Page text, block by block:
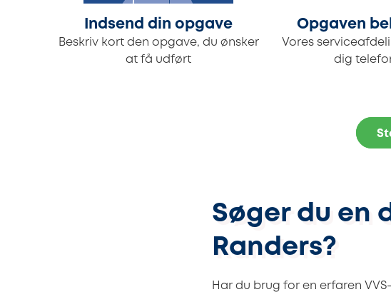
Indsend din opgave
Beskriv kort den opgave, du ønsker
at få udført
Opgaven
Vores
dig
Søger du en
Randers?
Har du brug for en erfaren